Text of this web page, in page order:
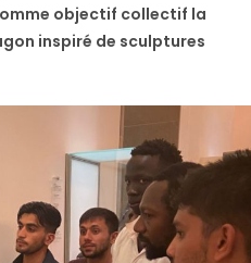
objectif collectif la
inspiré de sculptures